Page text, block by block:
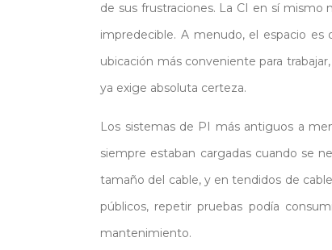
de sus frustraciones. La CI en sí mismo
impredecible. A menudo, el espacio es
ubicación más conveniente para
ya exige absoluta certeza.
Los sistemas de PI más antiguos a
siempre estaban cargadas cuando se
tamaño del cable, y en tendidos de
públicos, repetir pruebas podía
mantenimiento.